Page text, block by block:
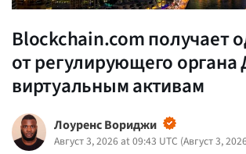
Blockchain.com получает
от регулирующего органа
виртуальным активам
Лоуренс Вориджи
Август 3, 2026 at 09:43 UTC (Август 3,